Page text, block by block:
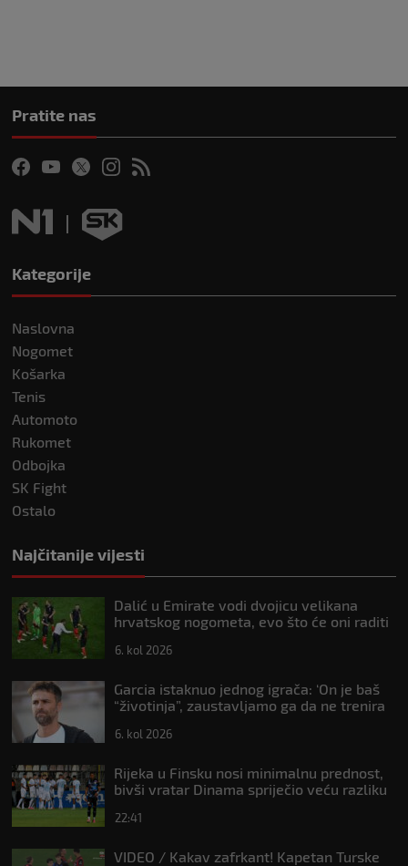
Pratite nas
Kategorije
Naslovna
Nogomet
Košarka
Tenis
Automoto
Rukomet
Odbojka
SK Fight
Ostalo
Najčitanije vijesti
Dalić u Emirate vodi dvojicu velikana
hrvatskog nogometa, evo što će oni raditi
6. kol 2026
Garcia istaknuo jednog igrača: ‘On je baš
“životinja”, zaustavljamo ga da ne trenira
6. kol 2026
Rijeka u Finsku nosi minimalnu prednost,
bivši vratar Dinama spriječio veću razliku
22:41
VIDEO / Kakav zafrkant! Kapetan Turske